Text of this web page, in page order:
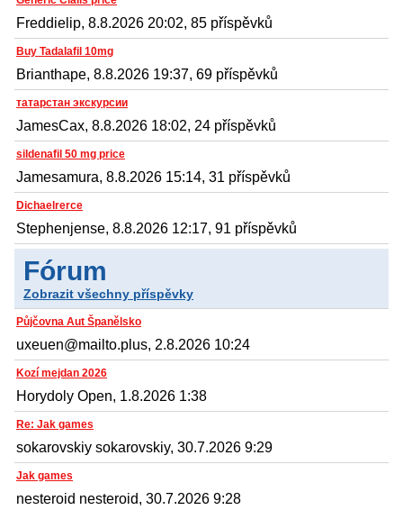
Freddielip, 8.8.2026 20:02, 85 příspěvků
Buy Tadalafil 10mg
Brianthape, 8.8.2026 19:37, 69 příspěvků
татарстан экскурсии
JamesCax, 8.8.2026 18:02, 24 příspěvků
sildenafil 50 mg price
Jamesamura, 8.8.2026 15:14, 31 příspěvků
Dichaelrerce
Stephenjense, 8.8.2026 12:17, 91 příspěvků
Fórum
Zobrazit všechny příspěvky
Půjčovna Aut Španělsko
uxeuen@mailto.plus, 2.8.2026 10:24
Kozí mejdan 2026
Horydoly Open, 1.8.2026 1:38
Re: Jak games
sokarovskiy sokarovskiy, 30.7.2026 9:29
Jak games
nesteroid nesteroid, 30.7.2026 9:28